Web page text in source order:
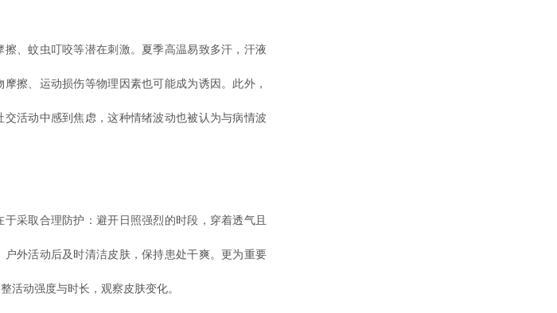
、蚊虫叮咬等潜在刺激。夏季高温易致多汗，汗液
擦、运动损伤等物理因素也可能成为诱因。此外，
活动中感到焦虑，这种情绪波动也被认为与病情波
取合理防护：避开日照强烈的时段，穿着透气且
外活动后及时清洁皮肤，保持患处干爽。更为重要
活动强度与时长，观察皮肤变化。